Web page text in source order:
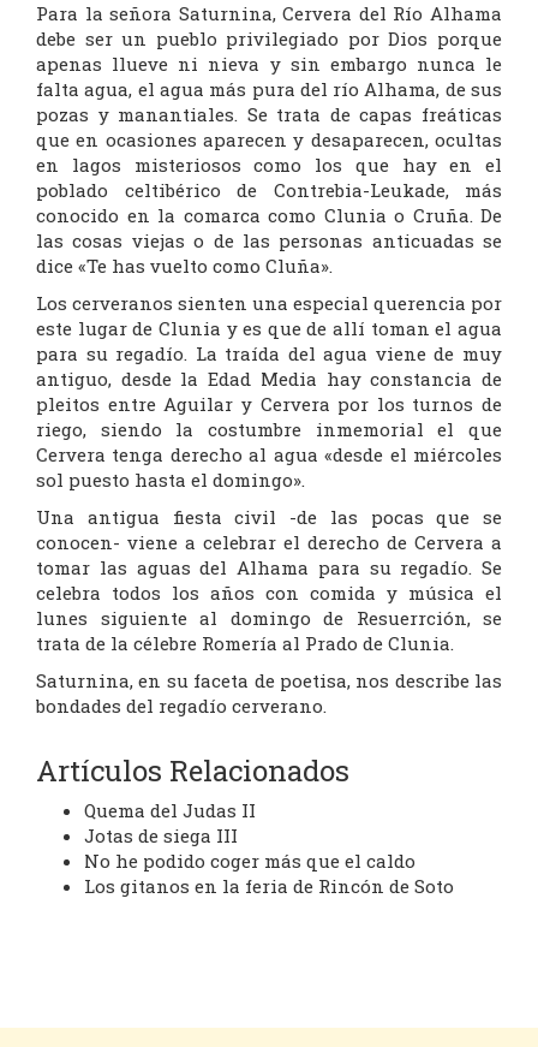
Para la señora Saturnina, Cervera del Río Alhama
debe ser un pueblo privilegiado por Dios porque
apenas llueve ni nieva y sin embargo nunca le
falta agua, el agua más pura del río Alhama, de sus
pozas y manantiales. Se trata de capas freáticas
que en ocasiones aparecen y desaparecen, ocultas
en lagos misteriosos como los que hay en el
poblado celtibérico de Contrebia-Leukade, más
conocido en la comarca como Clunia o Cruña. De
las cosas viejas o de las personas anticuadas se
dice «Te has vuelto como Cluña».
Los cerveranos sienten una especial querencia por
este lugar de Clunia y es que de allí toman el agua
para su regadío. La traída del agua viene de muy
antiguo, desde la Edad Media hay constancia de
pleitos entre Aguilar y Cervera por los turnos de
riego, siendo la costumbre inmemorial el que
Cervera tenga derecho al agua «desde el miércoles
sol puesto hasta el domingo».
Una antigua fiesta civil -de las pocas que se
conocen- viene a celebrar el derecho de Cervera a
tomar las aguas del Alhama para su regadío. Se
celebra todos los años con comida y música el
lunes siguiente al domingo de Resuerrción, se
trata de la célebre Romería al Prado de Clunia.
Saturnina, en su faceta de poetisa, nos describe las
bondades del regadío cerverano.
Artículos Relacionados
Quema del Judas II
Jotas de siega III
No he podido coger más que el caldo
Los gitanos en la feria de Rincón de Soto